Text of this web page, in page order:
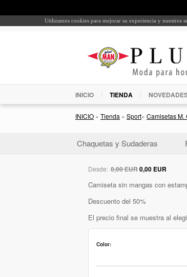
Utilizamos cookies para mejorar su experiencia y nuestros
INICIO TIENDA
INICIO » Tienda » Sport» Camisetas M.
Chaquetas y Sudaderas
Desde: 0,00 EUR0,00 EUR
Camiseta sin mangas con
Descuento del 50%
El precio final se muestra al
Color: